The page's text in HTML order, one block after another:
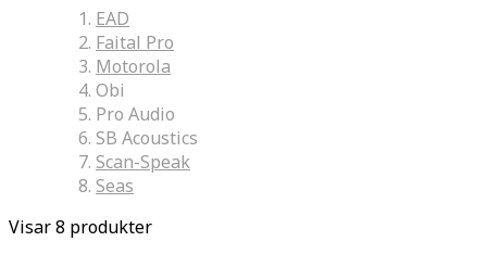
EAD
Faital Pro
Motorola
Obi
Pro Audio
SB Acoustics
Scan-Speak
Seas
Visar 8 produkter